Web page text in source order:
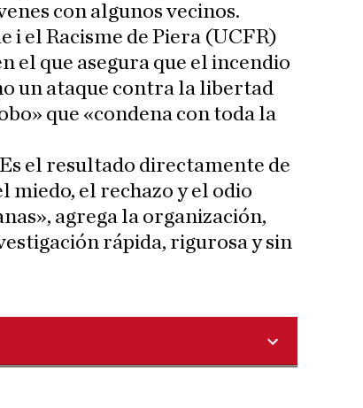
con algunos vecinos.
el Racisme de Piera (UCFR)
el que asegura que el incendio
un ataque contra la libertad
que «condena con toda la
el resultado directamente de
miedo, el rechazo y el odio
agrega la organización,
rápida, rigurosa y sin